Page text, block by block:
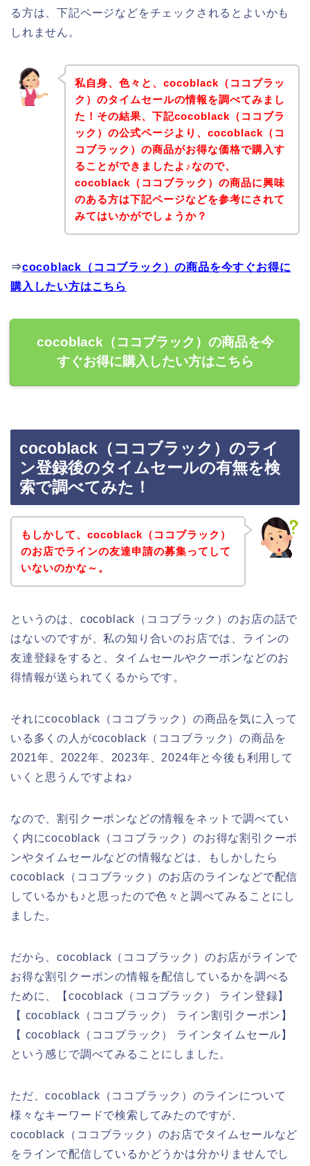
る方は、下記ページなどをチェックされるとよいかも
しれません。
私自身、色々と、cocoblack（ココブラッ
ク）のタイムセールの情報を調べてみまし
た！その結果、下記cocoblack（ココブラ
ック）の公式ページより、cocoblack（コ
コブラック）の商品がお得な価格で購入す
ることができましたよ♪なので、
cocoblack（ココブラック）の商品に興味
のある方は下記ページなどを参考にされて
みてはいかがでしょうか？
⇒cocoblack（ココブラック）の商品を今すぐお得に
購入したい方はこちら
cocoblack（ココブラック）の商品を今
すぐお得に購入したい方はこちら
cocoblack（ココブラック）のライ
ン登録後のタイムセールの有無を検
索で調べてみた！
もしかして、cocoblack（ココブラック）
のお店でラインの友達申請の募集ってして
いないのかな～。
というのは、cocoblack（ココブラック）のお店の話で
はないのですが、私の知り合いのお店では、ラインの
友達登録をすると、タイムセールやクーポンなどのお
得情報が送られてくるからです。
それにcocoblack（ココブラック）の商品を気に入って
いる多くの人がcocoblack（ココブラック）の商品を
2021年、2022年、2023年、2024年と今後も利用して
いくと思うんですよね♪
なので、割引クーポンなどの情報をネットで調べてい
く内にcocoblack（ココブラック）のお得な割引クーポ
ンやタイムセールなどの情報などは、もしかしたら
cocoblack（ココブラック）のお店のラインなどで配信
しているかも♪と思ったので色々と調べてみることにし
ました。
だから、cocoblack（ココブラック）のお店がラインで
お得な割引クーポンの情報を配信しているかを調べる
ために、【cocoblack（ココブラック） ライン登録】
【 cocoblack（ココブラック） ライン割引クーポン】
【 cocoblack（ココブラック） ラインタイムセール】
という感じで調べてみることにしました。
ただ、cocoblack（ココブラック）のラインについて
様々なキーワードで検索してみたのですが、
cocoblack（ココブラック）のお店でタイムセールなど
をラインで配信しているかどうかは分かりませんでし